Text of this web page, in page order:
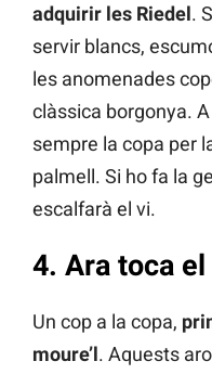
adquirir les Riedel.
servir blancs,
les anomenades
clàssica borgonya.
sempre la copa per
palmell. Si ho fa la
escalfarà el vi.
4. Ara toca
Un cop a la copa,
moure’l. Aquests